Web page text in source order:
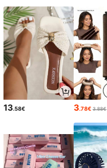
13.58€ 3.78€ 3.88€